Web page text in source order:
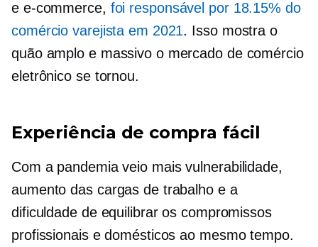
e e-commerce, foi responsável por 18.15% do
comércio varejista em 2021. Isso mostra o
quão amplo e massivo o mercado de comércio
eletrônico se tornou.
Experiência de compra fácil
Com a pandemia veio mais vulnerabilidade,
aumento das cargas de trabalho e a
dificuldade de equilibrar os compromissos
profissionais e domésticos ao mesmo tempo.